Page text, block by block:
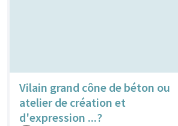
Vilain grand cône de béton ou
atelier de création et
d'expression ...?